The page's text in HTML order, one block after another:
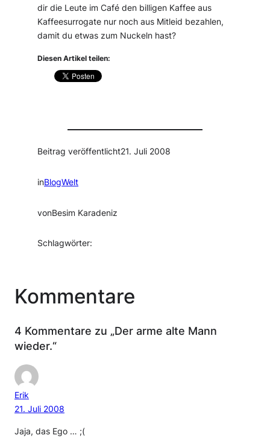
dir die Leute im Café den billigen Kaffee aus
Kaffeesurrogate nur noch aus Mitleid bezahlen,
damit du etwas zum Nuckeln hast?
Diesen Artikel teilen:
Beitrag veröffentlicht21. Juli 2008
inBlogWelt
vonBesim Karadeniz
Schlagwörter:
Kommentare
4 Kommentare zu „Der arme alte Mann
wieder.“
Erik
21. Juli 2008
Jaja, das Ego … ;(